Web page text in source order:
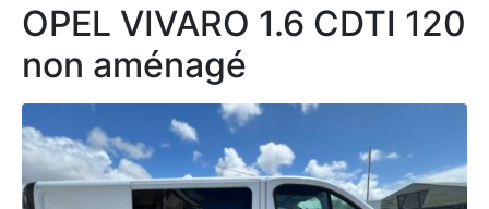
OPEL VIVARO 1.6 CDTI 120
non aménagé​